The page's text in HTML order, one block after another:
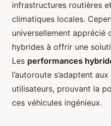
infrastructures routières
climatiques locales.
universellement apprécié
hybrides à offrir une
Les performances
l’autoroute s’adaptent
utilisateurs, prouvant la
ces véhicules ingénieux.